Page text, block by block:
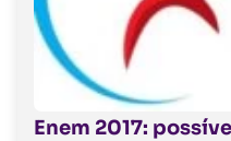
Enem 2017: